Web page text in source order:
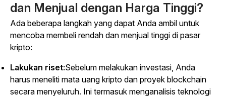
dan Menjual dengan Harga Tinggi?
Ada beberapa langkah yang dapat Anda ambil untuk
mencoba membeli rendah dan menjual tinggi di pasar
kripto:
Lakukan riset:Sebelum melakukan investasi, Anda
harus meneliti mata uang kripto dan proyek blockchain
secara menyeluruh. Ini termasuk menganalisis teknologi